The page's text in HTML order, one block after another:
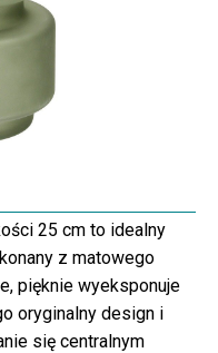
25 cm to idealny
z matowego
pięknie wyeksponuje
oryginalny design i
się centralnym